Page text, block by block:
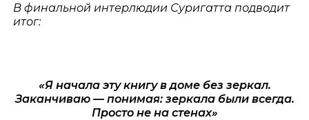
В финальной интерлюдии Суригатта подводит
итог:
«Я начала эту книгу в доме без зеркал.
Заканчиваю — понимая: зеркала были всегда.
Просто не на стенах»